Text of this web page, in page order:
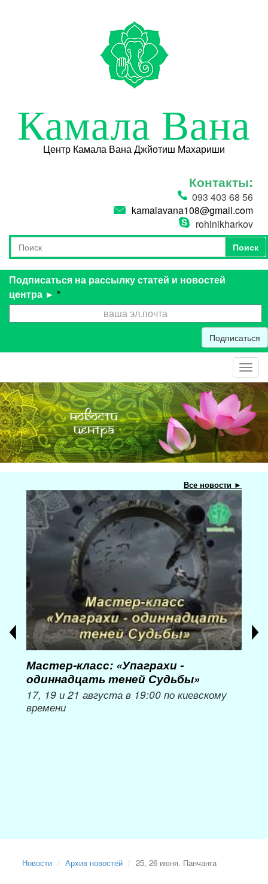
Камала Вана
Центр Камала Вана Джйотиш Махариши
Контакты:
093 403 68 56
kamalavana108@gmail.com
rohinikharkov
Форма поиска
Поиск
Поиск
Подписаться на рассылку статей и новостей
центра ► *
Подписаться
Все новости ►
Мастер-класс: «Упаграхи -
одиннадцать теней Судьбы»
17, 19 и 21 августа в 19:00 по киевскому
времени
Новости Архив новостей 25, 26 июня. Панчанга